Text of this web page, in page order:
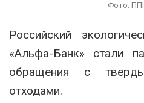
Фото:
Российский
«Альфа-Банк» стали
обращения с
отходами.